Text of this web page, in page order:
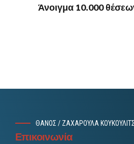
Άνοιγμα 10.000
ΘΑΝΟΣ / ΖΑΧΑΡΟΥΛΑ
Επικοινωνία